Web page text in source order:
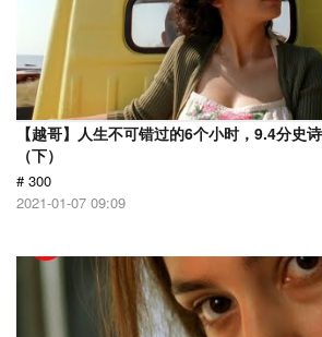
【越哥】人生不可错过的6个小时，9.4分史
（下）
# 300
2021-01-07 09:09